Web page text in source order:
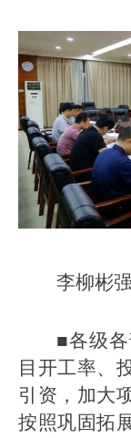
李柳彬
■各级
目开工率、
引资，加大
按照巩固拓